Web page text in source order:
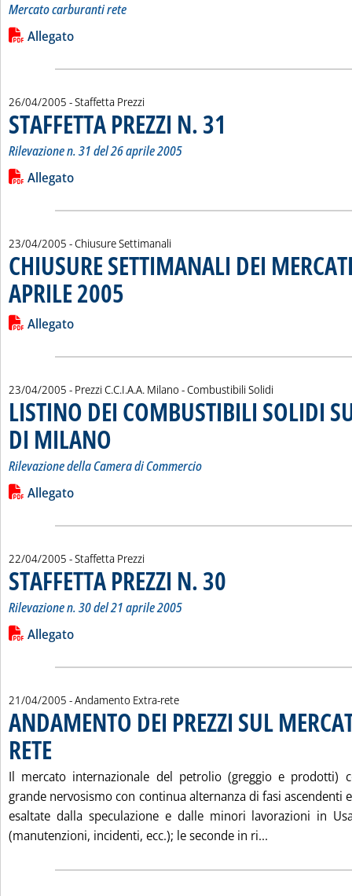
Mercato carburanti rete
Leggi tutta la notizia: 'VARIAZIONI IN €/LT DEI “PREZZI
Lista allegati PDF alla notizia
Allegato
26/04/2005 - Staffetta Prezzi
STAFFETTA PREZZI N. 31
Rilevazione n. 31 del 26 aprile 2005
Leggi tutta la notizia: 'STAFFETTA PREZZI N. 31'
Lista allegati PDF alla notizia
Allegato
23/04/2005 - Chiusure Settimanali
CHIUSURE SETTIMANALI DEI
APRILE 2005
Leggi tutta la notizia: 'CHIUSURE SETTIMANALI DEI MERCATI
Lista allegati PDF alla notizia
Allegato
23/04/2005 - Prezzi C.C.I.A.A. Milano - Combustibili Solidi
LISTINO DEI COMBUSTIBILI SOLIDI
DI MILANO
Rilevazione della Camera di Commercio
Leggi tutta la notizia: 'LISTINO DEI COMBUSTIBILI SOLIDI
Lista allegati PDF alla notizia
Allegato
22/04/2005 - Staffetta Prezzi
STAFFETTA PREZZI N. 30
Rilevazione n. 30 del 21 aprile 2005
Leggi tutta la notizia: 'STAFFETTA PREZZI N. 30'
Lista allegati PDF alla notizia
Allegato
21/04/2005 - Andamento Extra-rete
ANDAMENTO DEI PREZZI SUL
RETE
Il mercato internazionale del petrolio (greggio e prodotti)
grande nervosismo con continua alternanza di fasi ascendenti
esaltate dalla speculazione e dalle minori lavorazioni in
(manutenzioni, incidenti, ecc.); le seconde in ri...